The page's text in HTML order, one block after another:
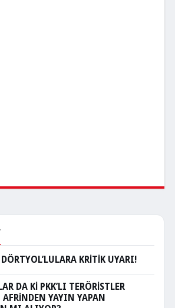
DÖRTYOL’LULARA KRİTİK UYARI!
DA Kİ PKK’LI TERÖRİSTLER
YAYIN YAPAN